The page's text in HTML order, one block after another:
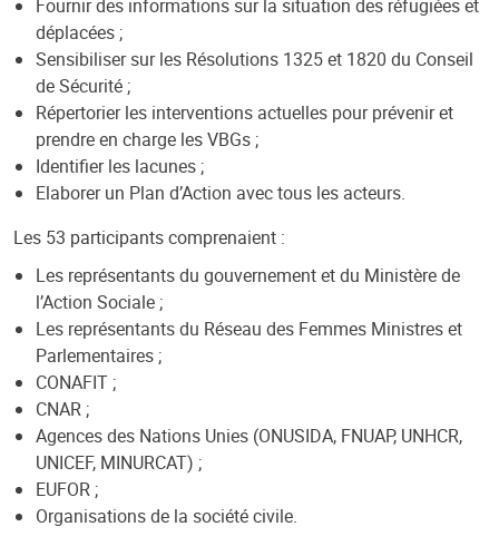
Fournir des informations sur la situation des réfugiées et
déplacées ;
Sensibiliser sur les Résolutions 1325 et 1820 du Conseil
de Sécurité ;
Répertorier les interventions actuelles pour prévenir et
prendre en charge les VBGs ;
Identifier les lacunes ;
Elaborer un Plan d’Action avec tous les acteurs.
Les 53 participants comprenaient :
Les représentants du gouvernement et du Ministère de
l’Action Sociale ;
Les représentants du Réseau des Femmes Ministres et
Parlementaires ;
CONAFIT ;
CNAR ;
Agences des Nations Unies (ONUSIDA, FNUAP, UNHCR,
UNICEF, MINURCAT) ;
EUFOR ;
Organisations de la société civile.